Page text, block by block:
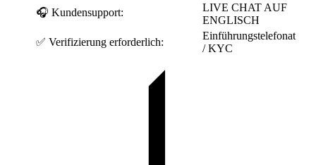
🎧 Kundensupport:
LIVE CHAT AUF
ENGLISCH
✅ Verifizierung erforderlich:
Einführungstelefonat
/ KYC